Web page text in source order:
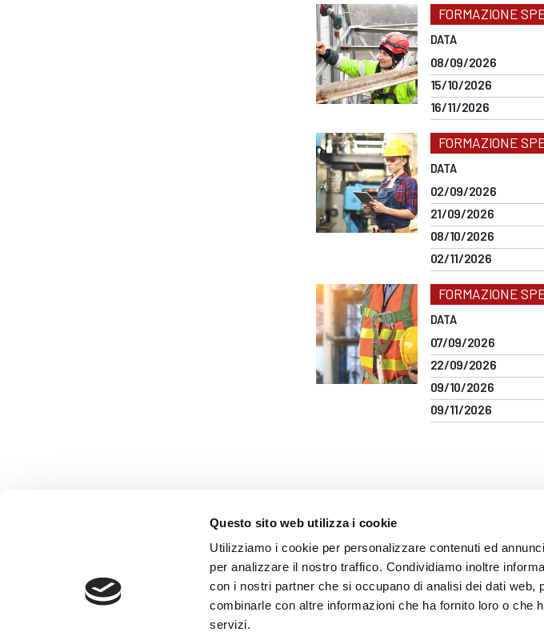
Questo sito web utilizza i cookie
Utilizziamo i cookie per personalizzare contenuti ed
per analizzare il nostro traffico. Condividiamo inoltre
con i nostri partner che si occupano di analisi dei dati web,
combinarle con altre informazioni che ha fornito loro o che
servizi.
FORMAZIONE
DATA
08/09/2026
15/10/2026
16/11/2026
FORMAZIONE
DATA
02/09/2026
21/09/2026
08/10/2026
02/11/2026
FORMAZIONE
DATA
07/09/2026
22/09/2026
09/10/2026
09/11/2026
WHISTLEBLOWING
ABF Azienda Bergamasca Formazione
C.F. e P. IVA 03240540165 - Tel. (035) 3693711 - via Monte Gleno, 2 -